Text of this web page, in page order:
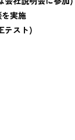
実施
テスト)